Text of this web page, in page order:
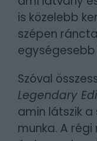
is közelebb
szépen
Szóval
Legendary
amin látszik
munka. A